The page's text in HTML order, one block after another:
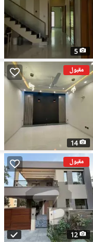
5
مقبول
14
مقبول
12